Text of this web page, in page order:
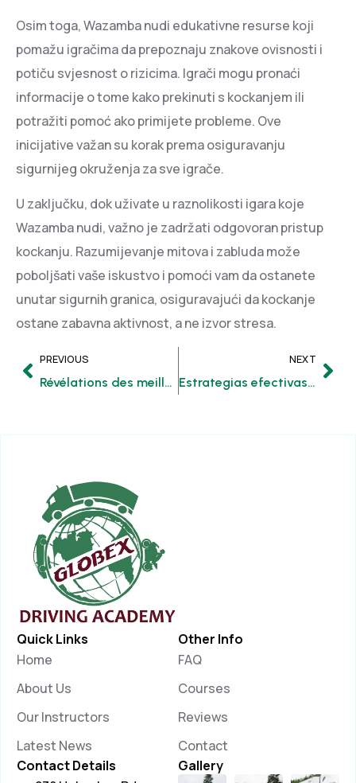
Osim toga, Wazamba nudi edukativne resurse koji
pomažu igračima da prepoznaju znakove ovisnosti i
potiču svjesnost o rizicima. Igrači mogu pronaći
informacije o tome kako prekinuti s kockanjem ili
potražiti pomoć ako primijete probleme. Ove
inicijative važan su korak prema osiguravanju
sigurnijeg okruženja za sve igrače.
U zaključku, dok uživate u raznolikosti igara koje
Wazamba nudi, važno je zadržati odgovoran pristup
kockanju. Razumijevanje mitova i zabluda može
poboljšati vaše iskustvo i pomoći vam da ostanete
unutar sigurnih granica, osiguravajući da kockanje
ostane zabavna aktivnost, a ne izvor stresa.
PREVIOUS
Révélations des meilleurs casinos une analyse détaillée des avis clients
NEXT
Estrategias efectivas para gestionar tus finanzas al apostar
Quick Links
Home
About Us
Our Instructors
Latest News
Other Info
FAQ
Courses
Reviews
Contact
Contact Details
Gallery